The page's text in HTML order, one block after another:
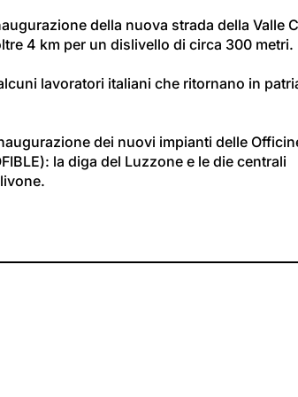
della nuova strada della Valle
4 km per un dislivello di circa 300 metri.
lavoratori italiani che ritornano in
dei nuovi impianti delle
la diga del Luzzone e le die centrali